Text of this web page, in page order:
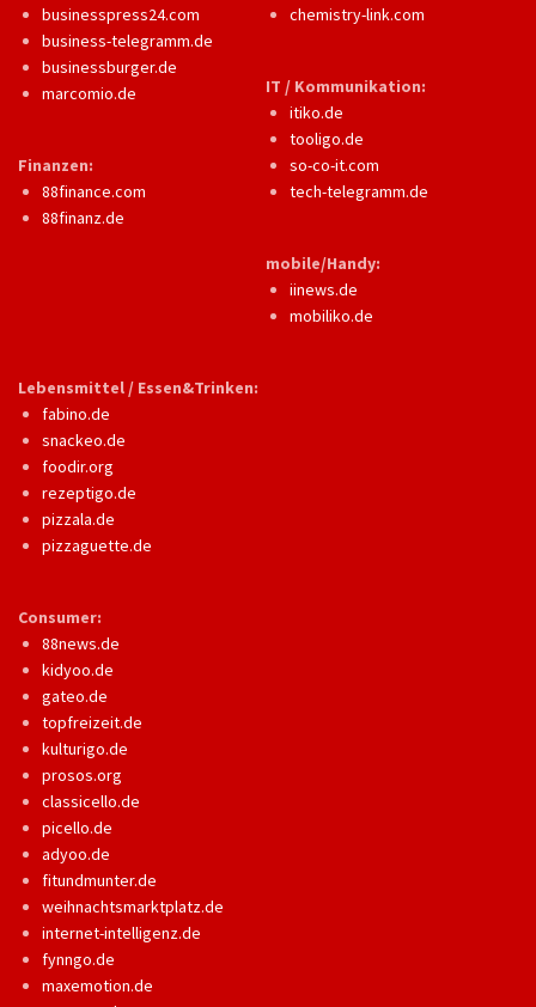
businesspress24.com
business-telegramm.de
businessburger.de
marcomio.de
Finanzen:
88finance.com
88finanz.de
chemistry-link.com
IT / Kommunikation:
itiko.de
tooligo.de
so-co-it.com
tech-telegramm.de
mobile/Handy:
iinews.de
mobiliko.de
Lebensmittel / Essen&Trinken:
fabino.de
snackeo.de
foodir.org
rezeptigo.de
pizzala.de
pizzaguette.de
Consumer:
88news.de
kidyoo.de
gateo.de
topfreizeit.de
kulturigo.de
prosos.org
classicello.de
picello.de
adyoo.de
fitundmunter.de
weihnachtsmarktplatz.de
internet-intelligenz.de
fynngo.de
maxemotion.de